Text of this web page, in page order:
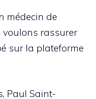
médecin de
voulons rassurer
sur la plateforme
Paul Saint-